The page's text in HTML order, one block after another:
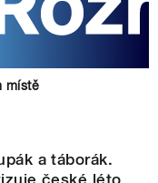
místě
a táborák.
české léto